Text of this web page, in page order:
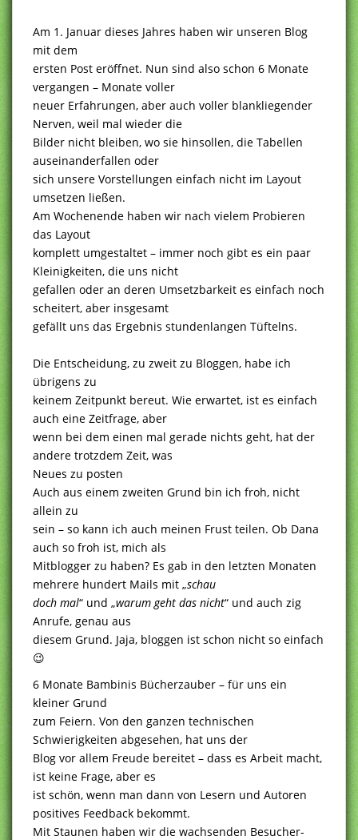
Am 1. Januar dieses Jahres haben wir unseren Blog
mit dem
ersten Post eröffnet. Nun sind also schon 6 Monate
vergangen – Monate voller
neuer Erfahrungen, aber auch voller blankliegender
Nerven, weil mal wieder die
Bilder nicht bleiben, wo sie hinsollen, die Tabellen
auseinanderfallen oder
sich unsere Vorstellungen einfach nicht im Layout
umsetzen ließen.
Am Wochenende haben wir nach vielem Probieren
das Layout
komplett umgestaltet – immer noch gibt es ein paar
Kleinigkeiten, die uns nicht
gefallen oder an deren Umsetzbarkeit es einfach noch
scheitert, aber insgesamt
gefällt uns das Ergebnis stundenlangen Tüftelns.
Die Entscheidung, zu zweit zu Bloggen, habe ich
übrigens zu
keinem Zeitpunkt bereut. Wie erwartet, ist es einfach
auch eine Zeitfrage, aber
wenn bei dem einen mal gerade nichts geht, hat der
andere trotzdem Zeit, was
Neues zu posten
Auch aus einem zweiten Grund bin ich froh, nicht
allein zu
sein – so kann ich auch meinen Frust teilen. Ob Dana
auch so froh ist, mich als
Mitblogger zu haben? Es gab in den letzten Monaten
mehrere hundert Mails mit „schau
doch mal“ und „warum geht das nicht“ und auch zig
Anrufe, genau aus
diesem Grund. Jaja, bloggen ist schon nicht so einfach
😉
6 Monate Bambinis Bücherzauber – für uns ein
kleiner Grund
zum Feiern. Von den ganzen technischen
Schwierigkeiten abgesehen, hat uns der
Blog vor allem Freude bereitet – dass es Arbeit macht,
ist keine Frage, aber es
ist schön, wenn man dann von Lesern und Autoren
positives Feedback bekommt.
Mit Staunen haben wir die wachsenden Besucher-